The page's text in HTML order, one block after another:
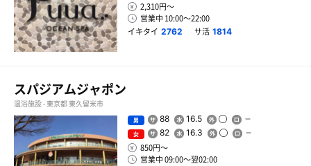
2,310円〜
営業中 10:00〜22:00
イキタイ 2762 サ活 1814
スパジアムジャポン
温浴施設 - 東京都 東久留米市
男 88 16.5
女 82 16.3
850円〜
営業中 09:00〜翌02:00